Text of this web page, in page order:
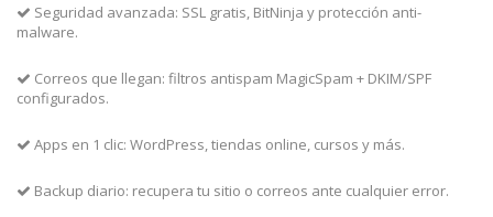
Seguridad avanzada: SSL gratis, BitNinja y protección anti-
malware.
Correos que llegan: filtros antispam MagicSpam + DKIM/SPF
configurados.
Apps en 1 clic: WordPress, tiendas online, cursos y más.
Backup diario: recupera tu sitio o correos ante cualquier error.